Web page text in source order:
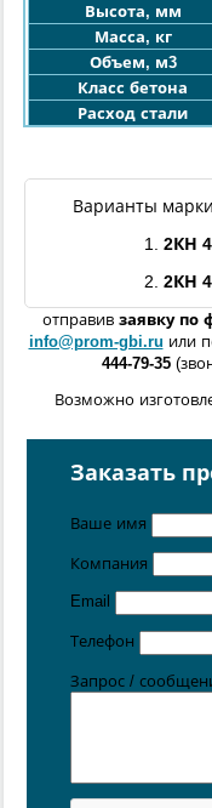
Высота, мм
Масса, кг
Объем, м3
Класс бетона
Расход стали
Варианты
1. 2КН
2. 2КН
отправив заявку по
info@prom-gbi.ru или
444-79-35
Возможно
расположенных в
Цена от 5 руб. /
Заказать
Ваше имя
Компания
Email
Телефон
Запрос /